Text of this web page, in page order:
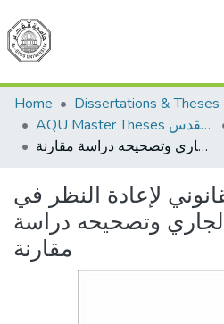
Communities &
All of
Home
AQU Master Theses الرسائل الجامعية الخاصة بجامعة القدس
النظام القانوني لإعادة النظر في الحساب الجاري وتصحيحه دراسة مقارنة
لإعادة النظر في
وتصحيحه دراسة
مقارنة